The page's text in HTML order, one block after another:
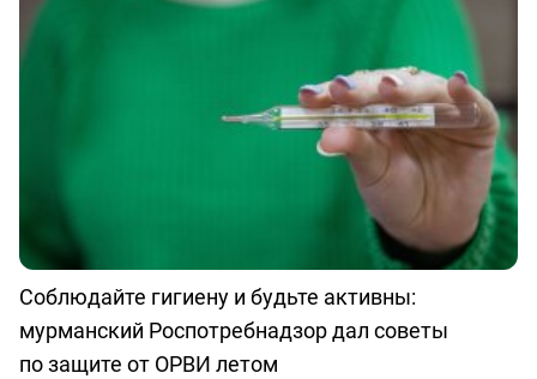
Соблюдайте гигиену и будьте активны:
мурманский Роспотребнадзор дал советы
по защите от ОРВИ летом